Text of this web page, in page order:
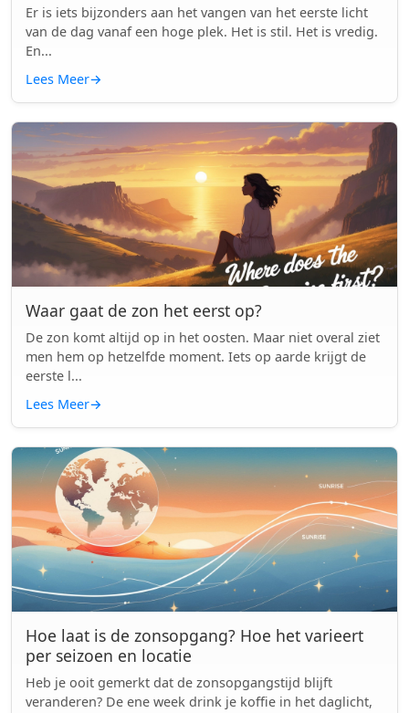
Er is iets bijzonders aan het vangen van het eerste licht
van de dag vanaf een hoge plek. Het is stil. Het is vredig.
En...
Lees Meer→
Waar gaat de zon het eerst op?
De zon komt altijd op in het oosten. Maar niet overal ziet
men hem op hetzelfde moment. Iets op aarde krijgt de
eerste l...
Lees Meer→
Hoe laat is de zonsopgang? Hoe het varieert
per seizoen en locatie
Heb je ooit gemerkt dat de zonsopgangstijd blijft
veranderen? De ene week drink je koffie in het daglicht,